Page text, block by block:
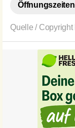
Öffnungszeiten
Quelle / Copyright